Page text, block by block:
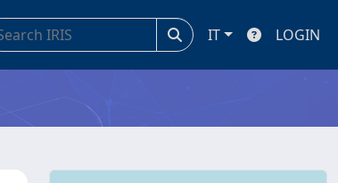
IT LOGIN